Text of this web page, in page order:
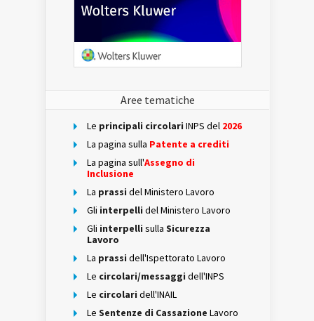
Aree tematiche
Le principali circolari INPS del 2026
La pagina sulla Patente a crediti
La pagina sull'Assegno di
Inclusione
La prassi del Ministero Lavoro
Gli interpelli del Ministero Lavoro
Gli interpelli sulla Sicurezza
Lavoro
La prassi dell'Ispettorato Lavoro
Le circolari/messaggi dell'INPS
Le circolari dell'INAIL
Le Sentenze di Cassazione Lavoro